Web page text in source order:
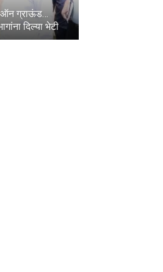
ऑन ग्राऊंड…
दिल्या भेटी